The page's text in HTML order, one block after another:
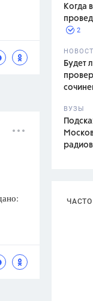
Когда
2
Будет
ВУЗЫ